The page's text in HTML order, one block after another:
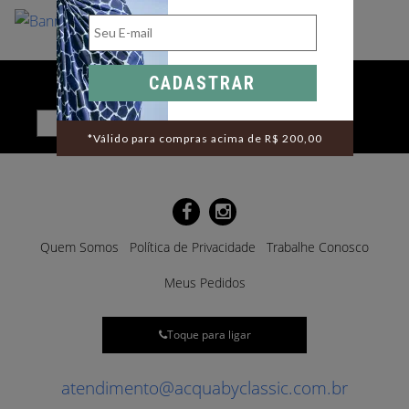
CADASTRAR
*Válido para compras acima de R$ 200,00
Cadastre-se para receber novidades por e-mail
Quem Somos Política de Privacidade Trabalhe Conosco
Meus Pedidos
Toque para ligar
atendimento@acquabyclassic.com.br